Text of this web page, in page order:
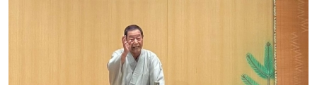
「元気に産んでくれた母親に感謝しま
公演冒頭、八方は「77歳になってしまいました。仕方がな
いですね」と、とぼけた口調で切り出して笑わせます。